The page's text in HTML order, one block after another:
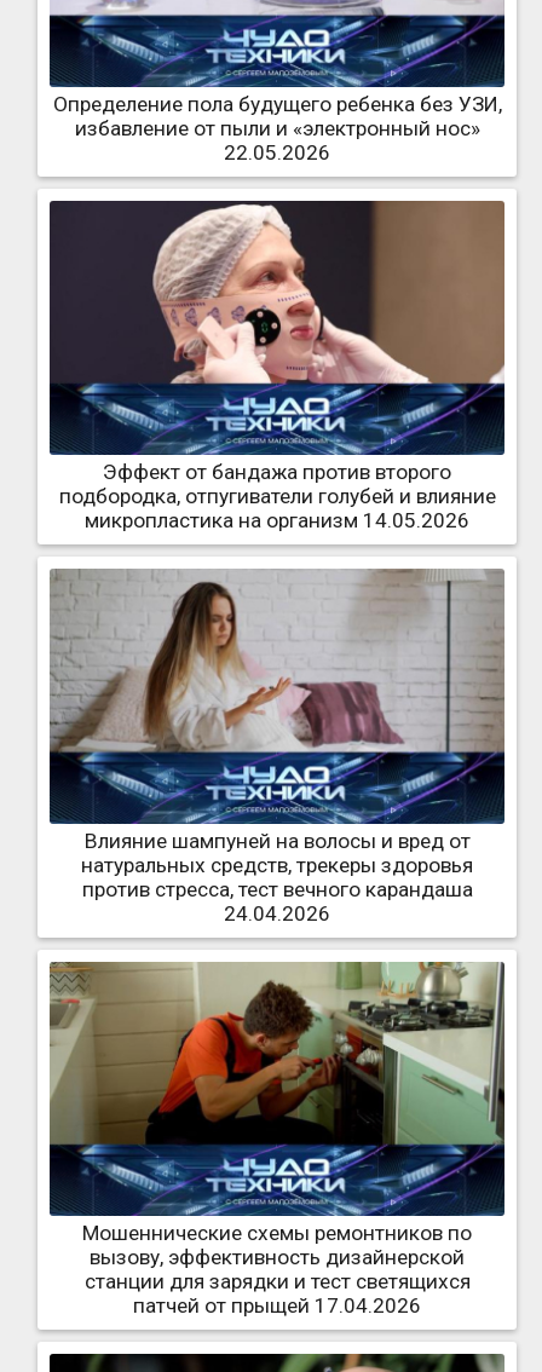
Определение пола будущего ребенка без УЗИ,
избавление от пыли и «электронный нос»
22.05.2026
Эффект от бандажа против второго
подбородка, отпугиватели голубей и влияние
микропластика на организм 14.05.2026
Влияние шампуней на волосы и вред от
натуральных средств, трекеры здоровья
против стресса, тест вечного карандаша
24.04.2026
Мошеннические схемы ремонтников по
вызову, эффективность дизайнерской
станции для зарядки и тест светящихся
патчей от прыщей 17.04.2026